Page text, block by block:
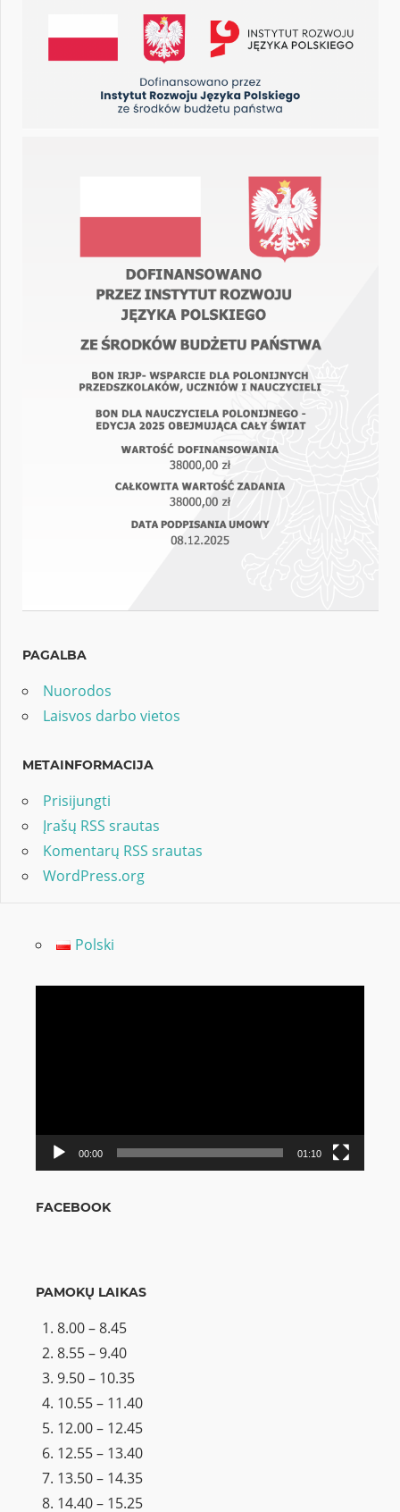
PAGALBA
Nuorodos
Laisvos darbo vietos
METAINFORMACIJA
Prisijungti
Įrašų RSS srautas
Komentarų RSS srautas
WordPress.org
Polski
00:00 01:10
FACEBOOK
PAMOKŲ LAIKAS
8.00 – 8.45
8.55 – 9.40
9.50 – 10.35
10.55 – 11.40
12.00 – 12.45
12.55 – 13.40
13.50 – 14.35
14.40 – 15.25